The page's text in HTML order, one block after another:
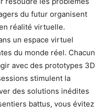
du futur organisent
réalité virtuelle.
un espace virtuel
du monde réel. Chacun
avec des prototypes 3D
stimulent la
des solutions inédites
battus, vous évitez